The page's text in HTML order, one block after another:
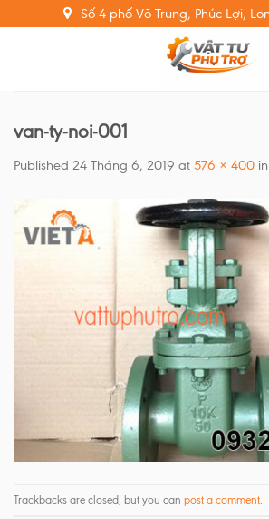
to
Số 4 phố Võ Trung, Phúc Lợi,
van-ty-noi-001
Published 24 Tháng 6, 2019 at 576 × 400 in
Trackbacks are closed, but you can post a comment